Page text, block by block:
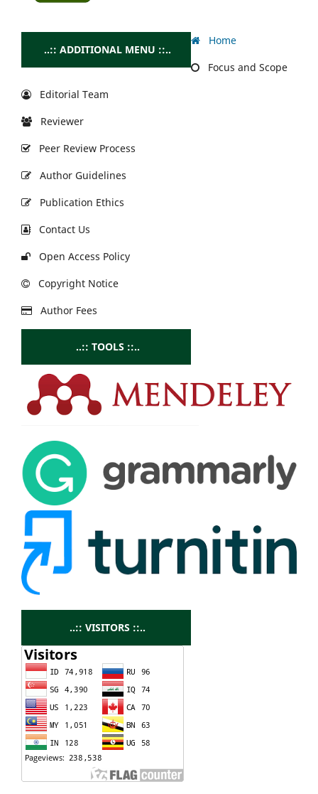
..:: ADDITIONAL MENU ::..
Home
Focus and Scope
Editorial Team
Reviewer
Peer Review Process
Author Guidelines
Publication Ethics
Contact Us
Open Access Policy
Copyright Notice
Author Fees
..:: TOOLS ::..
..:: VISITORS ::..